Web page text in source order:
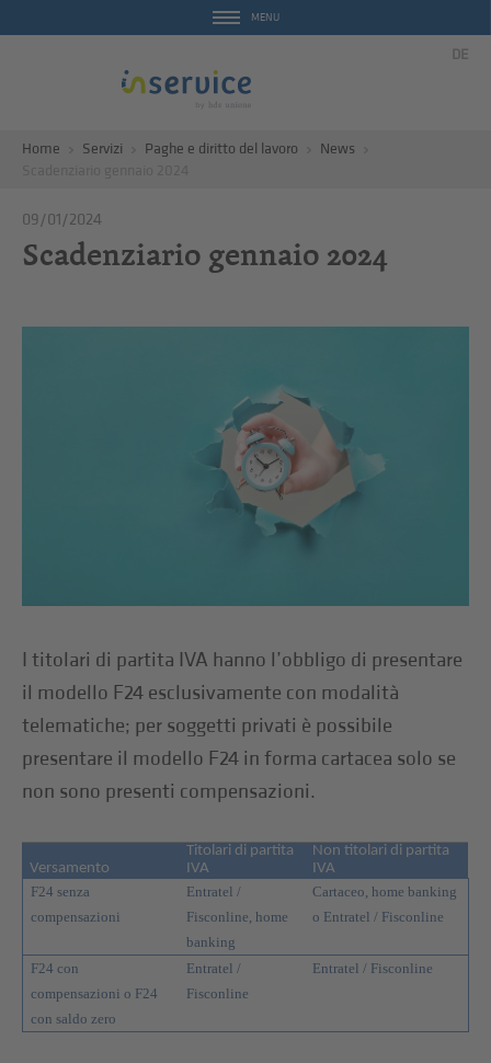
MENU
DE
Home Servizi Paghe e diritto del lavoro
News
09/01/2024
Scadenziario gennaio 2024
I titolari di partita IVA hanno l’obbligo di presentare
il modello F24 esclusivamente con modalità
telematiche; per soggetti privati è possibile
presentare il modello F24 in forma cartacea solo se
non sono presenti compensazioni.
Versamento
Titolari di partita
IVA
Non titolari di partita
IVA
F24 senza
compensazioni
Entratel /
Fisconline, home
banking
Cartaceo, home banking
o Entratel / Fisconline
F24 con
compensazioni o F24
con saldo zero
Entratel /
Fisconline
Entratel / Fisconline